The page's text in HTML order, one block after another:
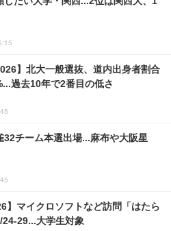
】北大一般選抜、道内出身者割合
過去10年で2番目の低さ
32チーム本選出場...麻布や大阪星
】マイクロソフトなど訪問「はたら
24-29...大学生対象